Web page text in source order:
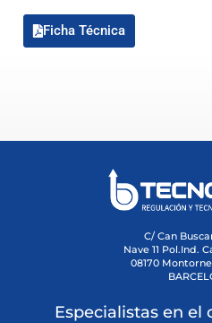
Ficha Técnica
C/ Can
Nave 11 Pol.Ind.
08170
Especialistas en el